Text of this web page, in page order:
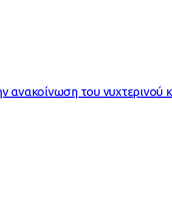
ανακοίνωση του νυχτερινού